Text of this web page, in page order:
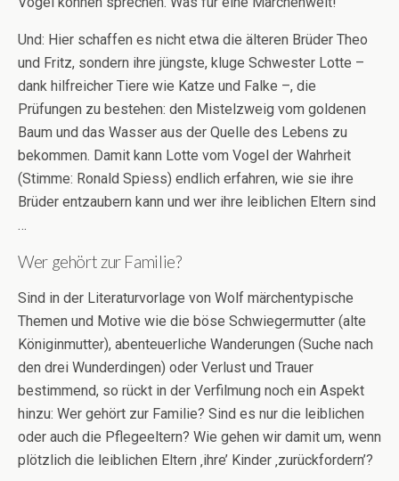
Und: Hier schaffen es nicht etwa die älteren Brüder Theo
und Fritz, sondern ihre jüngste, kluge Schwester Lotte –
dank hilfreicher Tiere wie Katze und Falke –, die
Prüfungen zu bestehen: den Mistelzweig vom goldenen
Baum und das Wasser aus der Quelle des Lebens zu
bekommen. Damit kann Lotte vom Vogel der Wahrheit
(Stimme: Ronald Spiess) endlich erfahren, wie sie ihre
Brüder entzaubern kann und wer ihre leiblichen Eltern sind
…
Wer gehört zur Familie?
Sind in der Literaturvorlage von Wolf märchentypische
Themen und Motive wie die böse Schwiegermutter (alte
Königinmutter), abenteuerliche Wanderungen (Suche nach
den drei Wunderdingen) oder Verlust und Trauer
bestimmend, so rückt in der Verfilmung noch ein Aspekt
hinzu: Wer gehört zur Familie? Sind es nur die leiblichen
oder auch die Pflegeeltern? Wie gehen wir damit um, wenn
plötzlich die leiblichen Eltern ‚ihre’ Kinder ‚zurückfordern’?